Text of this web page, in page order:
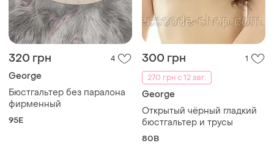
320 грн 4
George
Бюстгальтер без паралона
фирменный
95E
300 грн
1
270 грн с 12 авг.
George
Открытый чёрный гладкий
бюстгальтер и трусы
80B